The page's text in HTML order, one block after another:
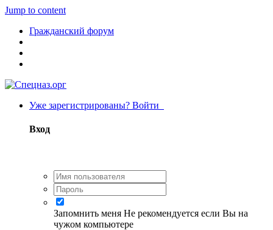
Jump to content
Гражданский форум
Уже зарегистрированы? Войти
Вход
Запомнить меня Не рекомендуется если Вы на
чужом компьютере